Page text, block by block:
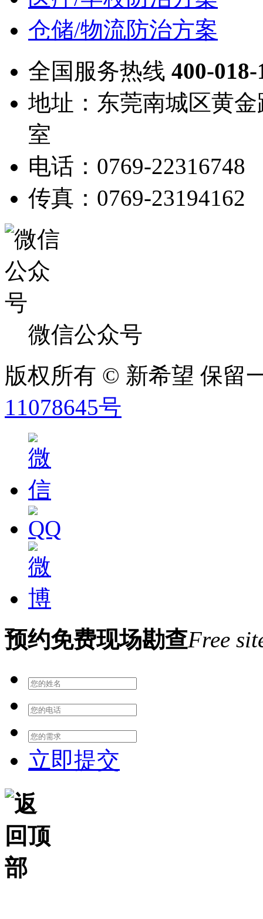
仓储/物流防治方案
全国服务热线 400-018-
地址：东莞南城区黄
室
电话：0769-22316748
传真：0769-23194162
微信公众号
版权所有 © 新希望 保留
11078645号
预约免费现场勘查Free
立即提交